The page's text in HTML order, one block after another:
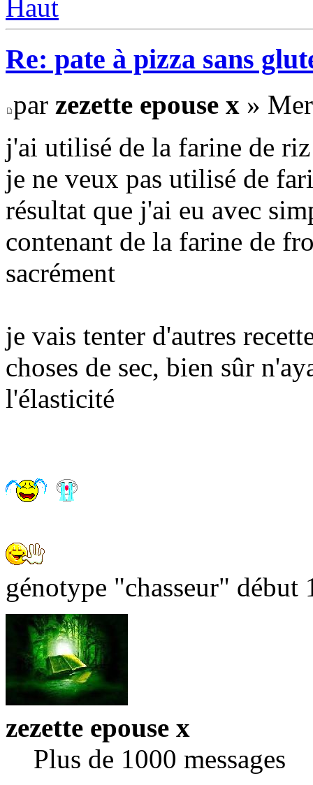
Haut
Re: pate à pizza sans
par zezette epouse x »
j'ai utilisé de la farine de
je ne veux pas utilisé de
résultat que j'ai eu avec
contenant de la farine de
sacrément
je vais tenter d'autres
choses de sec, bien sûr
l'élasticité
génotype "chasseur" début
zezette epouse x
Plus de 1000 messages